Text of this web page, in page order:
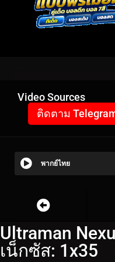
Video Sources
ติดตาม
พากย์ไทย
Ultraman
เน็กซัส: 1x35